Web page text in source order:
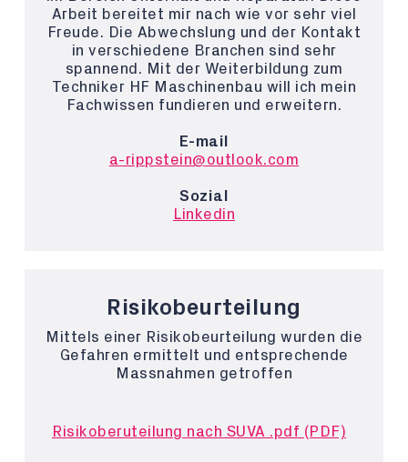
Arbeit bereitet mir nach wie vor sehr viel
Freude. Die Abwechslung und der Kontakt
in verschiedene Branchen sind sehr
spannend. Mit der Weiterbildung zum
Techniker HF Maschinenbau will ich mein
Fachwissen fundieren und erweitern.
E-mail
a-rippstein@outlook.com
Sozial
Linkedin
Risikobeurteilung
Mittels einer Risikobeurteilung wurden die
Gefahren ermittelt und entsprechende
Massnahmen getroffen
Risikoberuteilung nach SUVA .pdf (PDF)